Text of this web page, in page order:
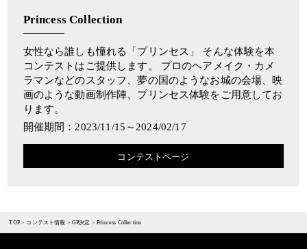
Princess Collection
女性なら誰しも憧れる「プリンセス」 そんな体験を本
コンテストはご提供します。 プロのヘアメイク・カメ
ラマンなどのスタッフ、夢の国のようなお城の会場、映
画のような動画制作陣、プリンセス体験をご用意してお
ります。
開催期間：2023/11/15～2024/02/17
コンテストページ
TOP> コンテスト情報 >GP決定 >Princess Collection